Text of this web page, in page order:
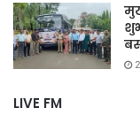
LIVE FM